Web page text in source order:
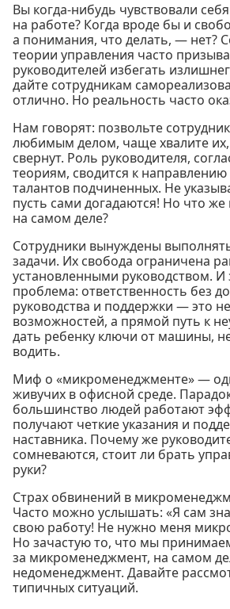
Вы когда-нибудь чувствовали
на работе? Когда вроде бы и
а понимания, что делать, — нет?
теории управления часто
руководителей избегать
дайте сотрудникам
отлично. Но реальность часто
Нам говорят: позвольте
любимым делом, чаще хвалите
свернут. Роль руководителя,
теориям, сводится к
талантов подчиненных. Не
пусть сами догадаются! Но что же
на самом деле?
Сотрудники вынуждены
задачи. Их свобода ограничена
установленными руководством. И
проблема: ответственность без
руководства и поддержки — это
возможностей, а прямой путь к
дать ребенку ключи от машины,
водить.
Миф о «микроменеджменте» —
живучих в офисной среде.
большинство людей работают
получают четкие указания и
наставника. Почему же
сомневаются, стоит ли брать
руки?
Страх обвинений в
Часто можно услышать: «Я сам
свою работу! Не нужно меня
Но зачастую то, что мы
за микроменеджмент, на самом
недоменеджмент. Давайте
типичных ситуаций.